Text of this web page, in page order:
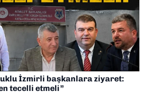
İzmirli başkanlara ziyaret:
tecelli etmeli”